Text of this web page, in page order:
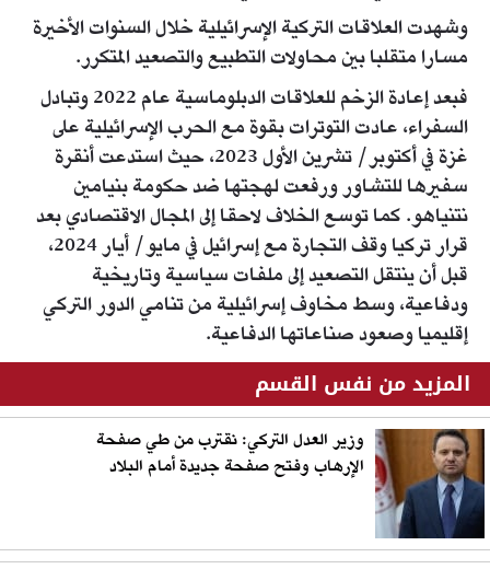
وشهدت العلاقات التركية الإسرائيلية خلال السنوات الأخيرة
مسارا متقلبا بين محاولات التطبيع والتصعيد المتكرر.
فبعد إعادة الزخم للعلاقات الدبلوماسية عام 2022 وتبادل
السفراء، عادت التوترات بقوة مع الحرب الإسرائيلية على
غزة في أكتوبر/ تشرين الأول 2023، حيث استدعت أنقرة
سفيرها للتشاور ورفعت لهجتها ضد حكومة بنيامين
نتنياهو. كما توسع الخلاف لاحقا إلى المجال الاقتصادي بعد
قرار تركيا وقف التجارة مع إسرائيل في مايو/ أيار 2024،
قبل أن ينتقل التصعيد إلى ملفات سياسية وتاريخية
ودفاعية، وسط مخاوف إسرائيلية من تنامي الدور التركي
إقليميا وصعود صناعاتها الدفاعية.
المزيد من نفس القسم
وزير العدل التركي: نقترب من طي صفحة
الإرهاب وفتح صفحة جديدة أمام البلاد